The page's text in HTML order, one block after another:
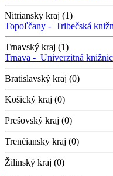
Nitriansky kraj (1)
Topoľčany - Tribečská
Trnavský kraj (1)
Trnava - Univerzitná
Bratislavský kraj (0)
Košický kraj (0)
Prešovský kraj (0)
Trenčiansky kraj (0)
Žilinský kraj (0)